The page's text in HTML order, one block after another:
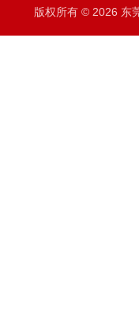
版权所有 © 2026